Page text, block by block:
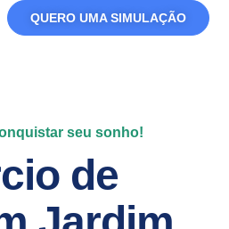
QUERO UMA SIMULAÇÃO
seu sonho!
de